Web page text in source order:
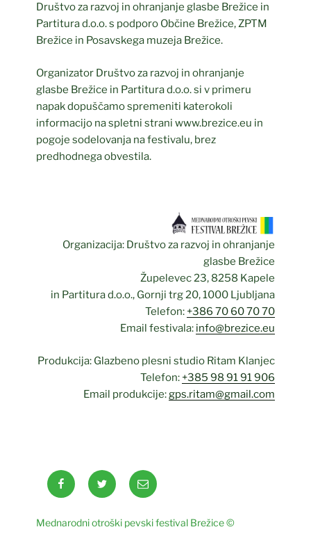
Društvo za razvoj in ohranjanje glasbe Brežice in
Partitura d.o.o. s podporo Občine Brežice, ZPTM
Brežice in Posavskega muzeja Brežice.
Organizator Društvo za razvoj in ohranjanje
glasbe Brežice in Partitura d.o.o. si v primeru
napak dopuščamo spremeniti katerokoli
informacijo na spletni strani www.brezice.eu in
pogoje sodelovanja na festivalu, brez
predhodnega obvestila.
Organizacija: Društvo za razvoj in ohranjanje
glasbe Brežice
Župelevec 23, 8258 Kapele
in Partitura d.o.o., Gornji trg 20, 1000 Ljubljana
Telefon: +386 70 60 70 70
Email festivala: info@brezice.eu
Produkcija: Glazbeno plesni studio Ritam Klanjec
Telefon: +385 98 91 91 906
Email produkcije: gps.ritam@gmail.com
FacebookTwitter Email
Mednarodni otroški pevski festival Brežice ©